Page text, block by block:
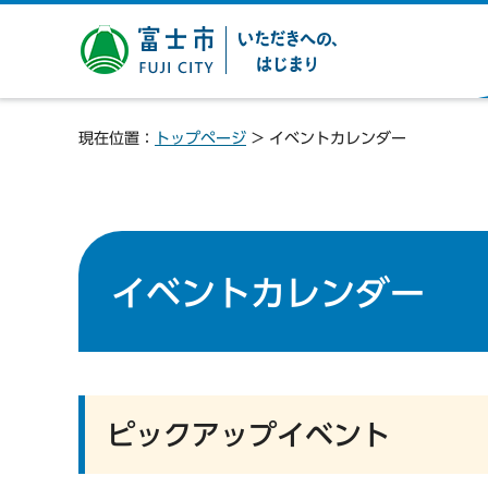
富士市 いただきへの、は
じまり
現在位置： トップページ > イベントカレンダー
イベントカレンダー
ピックアップイベント